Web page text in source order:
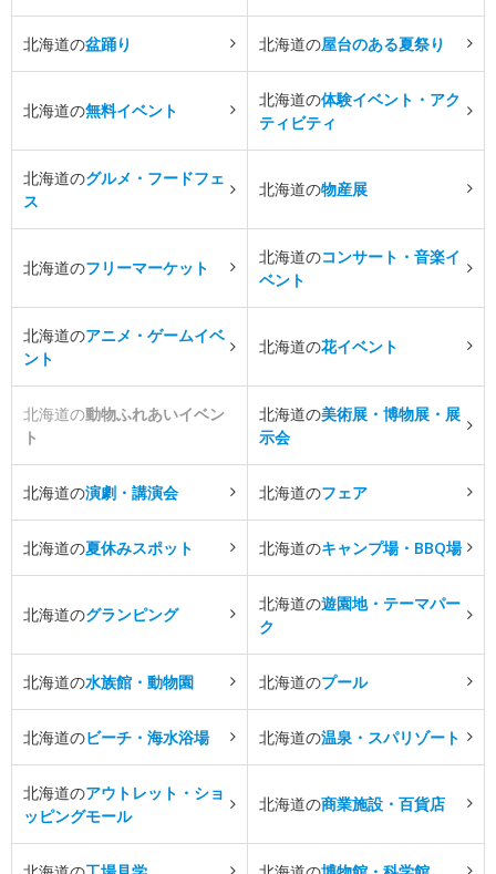
北海道の盆踊り 北海道の屋台のある夏祭り
北海道の無料イベント
北海道の体験イベント・アク
ティビティ
北海道のグルメ・フードフェ
ス
北海道の物産展
北海道のフリーマーケット
北海道のコンサート・音楽イ
ベント
北海道のアニメ・ゲームイベ
ント
北海道の花イベント
北海道の動物ふれあいイベン
ト
北海道の美術展・博物展・展
示会
北海道の演劇・講演会 北海道のフェア
北海道の夏休みスポット 北海道のキャンプ場・BBQ場
北海道のグランピング
北海道の遊園地・テーマパー
ク
北海道の水族館・動物園 北海道のプール
北海道のビーチ・海水浴場 北海道の温泉・スパリゾート
北海道のアウトレット・ショ
ッピングモール
北海道の商業施設・百貨店